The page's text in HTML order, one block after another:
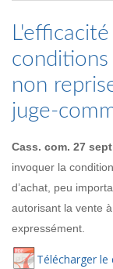
conditions
non
juge-
Cass. com. 27
invoquer la
d’achat, peu
autorisant la vente
expressément.
Télécharger le